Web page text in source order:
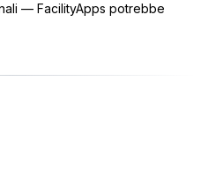
— FacilityApps potrebbe